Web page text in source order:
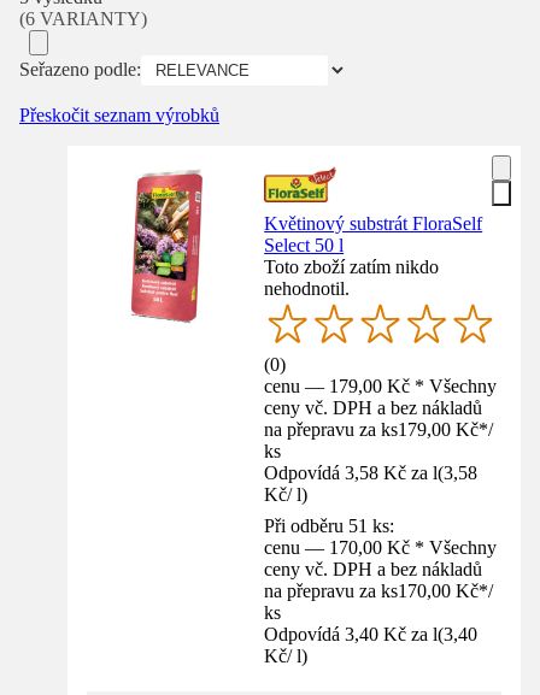
(6 VARIANTY)
Seřazeno podle:
Přeskočit seznam výrobků
Květinový substrát FloraSelf
Select 50 l
Toto zboží zatím nikdo
nehodnotil.
(0)
cenu — 179,00 Kč * Všechny
ceny vč. DPH a bez nákladů
na přepravu za ks179,00 Kč*/
ks
Odpovídá 3,58 Kč za l(3,58
Kč/ l)
Při odběru 51 ks:
cenu — 170,00 Kč * Všechny
ceny vč. DPH a bez nákladů
na přepravu za ks170,00 Kč*/
ks
Odpovídá 3,40 Kč za l(3,40
Kč/ l)